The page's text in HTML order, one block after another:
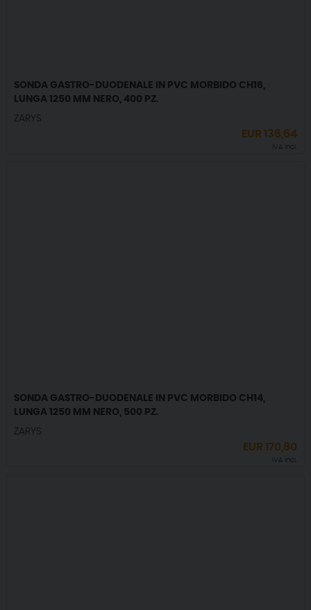
SONDA GASTRO-DUODENALE IN PVC MORBIDO CH16,
LUNGA 1250 MM NERO, 400 PZ.
ZARYS
EUR136,64
IVA incl.
SONDA GASTRO-DUODENALE IN PVC MORBIDO CH14,
LUNGA 1250 MM NERO, 500 PZ.
ZARYS
EUR170,80
IVA incl.